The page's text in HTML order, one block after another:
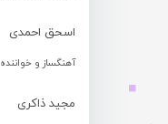
اسحق احمدی
آهنگساز و خواننده
مجید ذاکری